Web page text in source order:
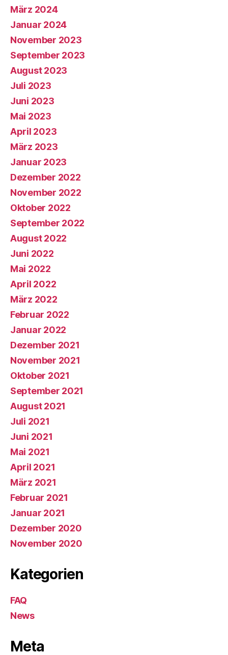
März 2024
Januar 2024
November 2023
September 2023
August 2023
Juli 2023
Juni 2023
Mai 2023
April 2023
März 2023
Januar 2023
Dezember 2022
November 2022
Oktober 2022
September 2022
August 2022
Juni 2022
Mai 2022
April 2022
März 2022
Februar 2022
Januar 2022
Dezember 2021
November 2021
Oktober 2021
September 2021
August 2021
Juli 2021
Juni 2021
Mai 2021
April 2021
März 2021
Februar 2021
Januar 2021
Dezember 2020
November 2020
Kategorien
FAQ
News
Meta